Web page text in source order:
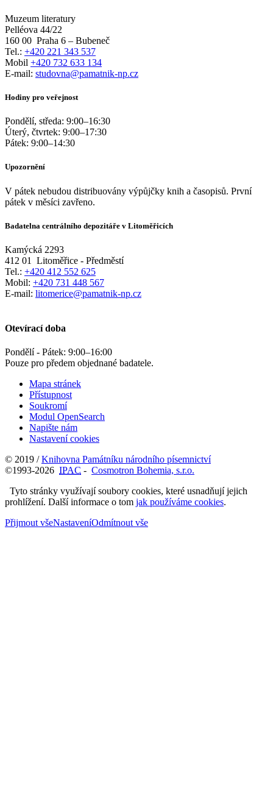
Muzeum literatury
Pelléova 44/22
160 00 Praha 6 – Bubeneč
Tel.: +420 221 343 537
Mobil +420 732 633 134
E-mail: studovna@pamatnik-np.cz
Hodiny pro veřejnost
Pondělí, středa: 9:00–16:30
Úterý, čtvrtek: 9:00–17:30
Pátek: 9:00–14:30
Upozornění
V pátek nebudou distribuovány výpůjčky knih a časopisů. První
pátek v měsíci zavřeno.
Badatelna centrálního depozitáře v Litoměřicích
Kamýcká 2293
412 01
Litoměřice - Předměstí
Tel.: +420 412 552 625
Mobil: +420 731 448 567
E-mail: litomerice@pamatnik-np.cz
Otevírací doba
Pondělí - Pátek: 9:00–16:00
Pouze pro předem objednané badatele.
Mapa stránek
Přístupnost
Soukromí
Modul OpenSearch
Napište nám
Nastavení cookies
© 2019 /Knihovna Památníku národního písemnictví
©1993-2026 IPAC - Cosmotron Bohemia, s.r.o.
Tyto stránky využívají soubory cookies, které usnadňují jejich
prohlížení. Další informace o tom jak používáme cookies.
Přijmout všeNastaveníOdmítnout vše